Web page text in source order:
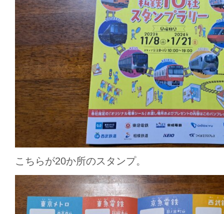
こちらが20か所のスタンプ。